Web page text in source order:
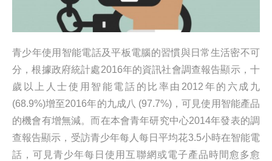
青少年使用智能電話及平板電腦的習慣與日常生活密不可
分，根據政府統計處2016年的資訊社會調查報告顯示，十
歲以上人士使用智能電話的比率由2012年的六成九
(68.9%)增至2016年的九成八 (97.7%)，可見使用智能產品
的機會有增無減。而在本會青年研究中心2014年發表的調
查報告顯示，受訪青少年每人每日平均花3.5小時在智能電
話，可見青少年每日使用互聯網或電子產品時間愈多愈